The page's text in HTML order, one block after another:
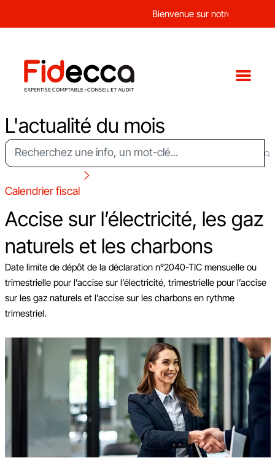
Bienvenue sur notre nouveau
L'actualité du mois
Calendrier fiscal
Accise sur l’électricité, les gaz
naturels et les charbons
Date limite de dépôt de la déclaration n°2040-TIC mensuelle ou
trimestrielle pour l’accise sur l’électricité, trimestrielle pour l’accise
sur les gaz naturels et l’accise sur les charbons en rythme
trimestriel.